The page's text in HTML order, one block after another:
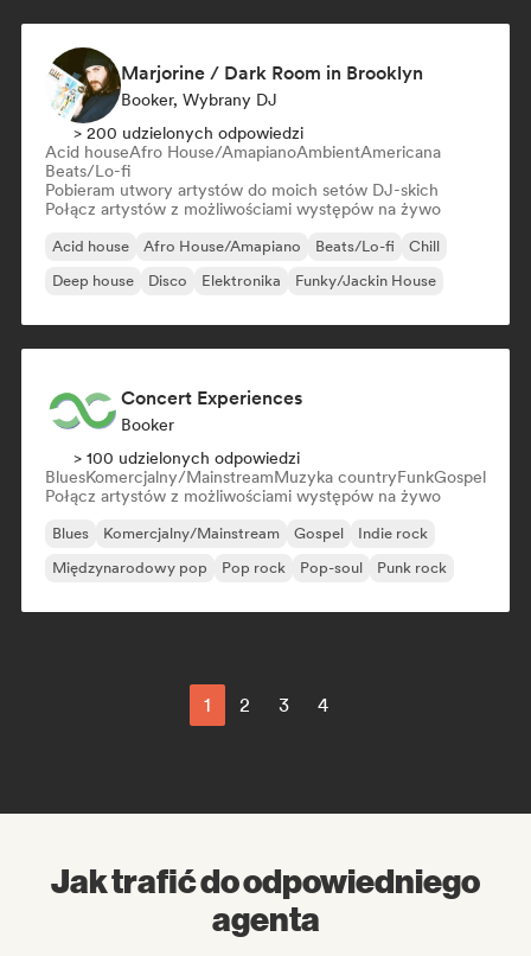
Marjorine / Dark Room in Brooklyn
Booker, Wybrany DJ
> 200 udzielonych odpowiedzi
Acid houseAfro House/AmapianoAmbientAmericana
Beats/Lo-fi
Pobieram utwory artystów do moich setów DJ-skich
Połącz artystów z możliwościami występów na żywo
Acid house Afro House/Amapiano Beats/Lo-fi
Chill
Deep house
Disco Elektronika Funky/Jackin House
Concert Experiences
Booker
> 100 udzielonych odpowiedzi
BluesKomercjalny/MainstreamMuzyka countryFunkGospel
Połącz artystów z możliwościami występów na żywo
Blues Komercjalny/Mainstream Gospel
Indie rock
Międzynarodowy pop
Pop rock Pop-soul Punk rock
1 2 3 4
Jak trafić do odpowiedniego
agenta